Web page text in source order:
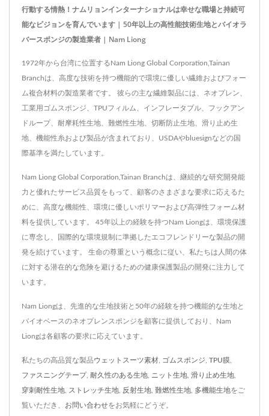
行動する情熱！ナムリョンインターナショナルは幸せな職場と持続可
能なビジョンを育んでいます | 50年以上の高性能技術生地とバイオラ
バースポンジの製造業者 | Nam Liong
1972年から台湾に位置するNam Liong Global Corporation,Tainan
Branchは、高度な技術を持つ機能的で環境に優しい繊維およびフォー
ム複合材料の製造業者です。 彼らの主な繊維製品には、ネオプレン、
工業用ゴムスポンジ、TPUフィルム、インフレータブル、フックアン
ドループ、耐摩耗性生地、難燃性生地、切断防止生地、滑り止め生
地、機能性糸および製品が含まれており、USDAやbluesignなどの国
際基準を満たしています。
Nam Liong Global Corporation,Tainan Branchは、継続的な研究開発能
力と優れたサービス品質をもって、顧客のさまざまな要求に応えるた
めに、高度な機能性、環境に優しいポリマーおよび高弾性フォーム材
料を提供しています。 45年以上の経験を持つNam Liongは、環境保護
に専念し、国際的な環境規制に準拠したエコフレンドリーな製品の開
発を続けています。 生命の尊重という概念に従い、私たちは人間の体
に対する潜在的な危険を避けるための健康保護製品の開発に注力して
います。
Nam Liongは、先進的な生地技術と50年の経験を持つ機能的な生地と
バイオベースのネオプレンスポンジを顧客に提供しており、Nam
Liongは各顧客の要求に応えています。
私たちの高品質な製品ウェットスーツ素材 ゴムスポンジ TPU膜
ファスニングテープ, 耐久性のある生地 ニット生地 滑り止め生地
穿刺耐性生地 ストレッチ生地 反射生地 難燃性生地 多機能生地をご
覧いただき、 お問い合わせをお気軽にどうぞ。